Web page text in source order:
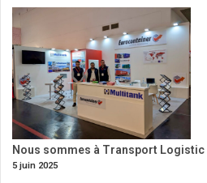
Nous sommes à Transport Logistic
5 juin 2025